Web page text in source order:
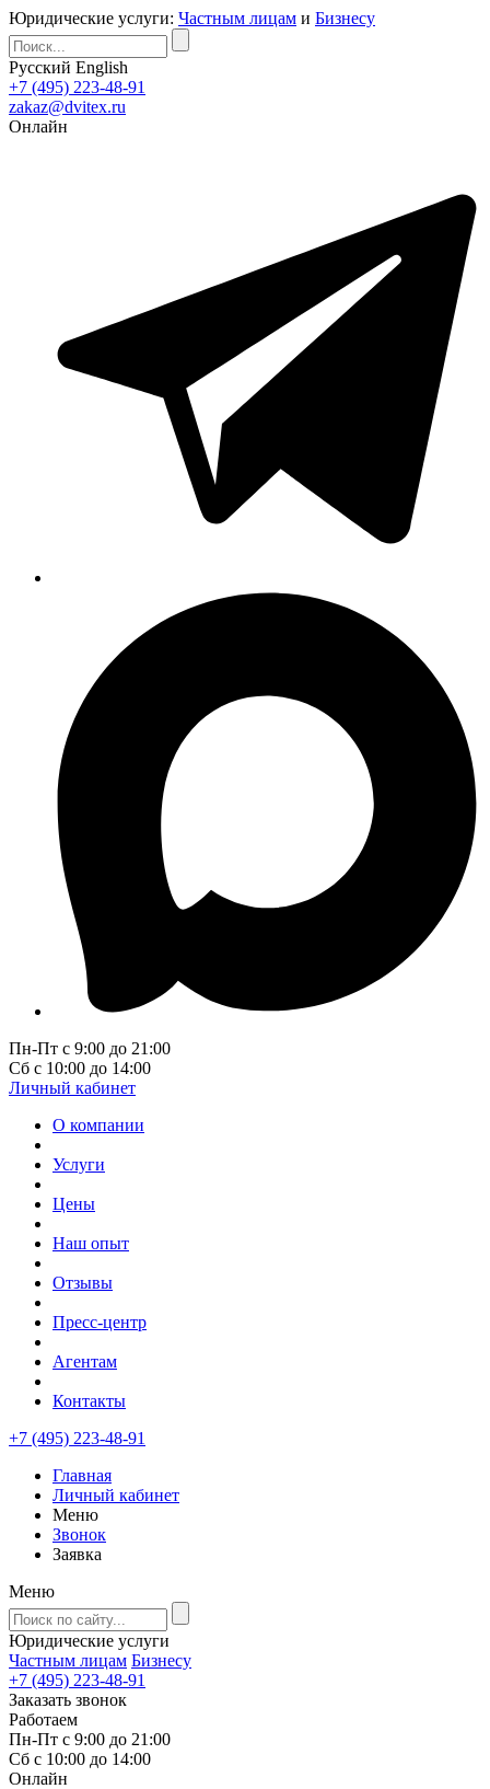
Юридические услуги: Частным лицам и Бизнесу
Русский English
+7 (495) 223-48-91
zakaz@dvitex.ru
Онлайн
Пн-Пт с 9:00 до 21:00
Сб с 10:00 до 14:00
Личный кабинет
О компании
Услуги
Цены
Наш опыт
Отзывы
Пресс-центр
Агентам
Контакты
+7 (495) 223-48-91
Главная
Личный кабинет
Меню
Звонок
Заявка
Меню
Юридические услуги
Частным лицам Бизнесу
+7 (495) 223-48-91
Заказать звонок
Работаем
Пн-Пт с 9:00 до 21:00
Сб с 10:00 до 14:00
Онлайн